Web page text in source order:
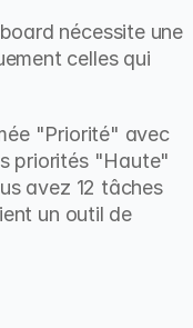
nécessite une
celles qui
"Priorité" avec
priorités "Haute"
avez 12 tâches
un outil de